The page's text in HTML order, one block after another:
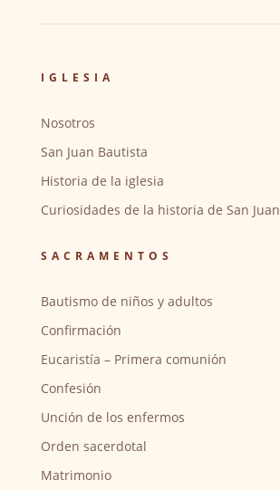
IGLESIA
Nosotros
San Juan Bautista
Historia de la iglesia
Curiosidades de la historia de San Juan
SACRAMENTOS
Bautismo de niños y adultos
Confirmación
Eucaristía – Primera comunión
Confesión
Unción de los enfermos
Orden sacerdotal
Matrimonio